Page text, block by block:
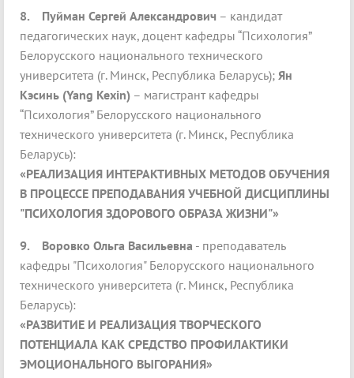
8. Пуйман Сергей Александрович – кандидат
педагогических наук, доцент кафедры “Психология”
Белорусского национального технического
университета (г. Минск, Республика Беларусь); Ян
Кэсинь (Yang Kexin) – магистрант кафедры
“Психология” Белорусского национального
технического университета (г. Минск, Республика
Беларусь):
«РЕАЛИЗАЦИЯ ИНТЕРАКТИВНЫХ МЕТОДОВ ОБУЧЕНИЯ
В ПРОЦЕССЕ ПРЕПОДАВАНИЯ УЧЕБНОЙ ДИСЦИПЛИНЫ
"ПСИХОЛОГИЯ ЗДОРОВОГО ОБРАЗА ЖИЗНИ"»
9. Воровко Ольга Васильевна - преподаватель
кафедры "Психология" Белорусского национального
технического университета (г. Минск, Республика
Беларусь):
«РАЗВИТИЕ И РЕАЛИЗАЦИЯ ТВОРЧЕСКОГО
ПОТЕНЦИАЛА КАК СРЕДСТВО ПРОФИЛАКТИКИ
ЭМОЦИОНАЛЬНОГО ВЫГОРАНИЯ»